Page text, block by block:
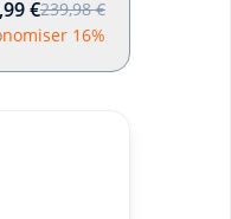
€239,98 €
16%